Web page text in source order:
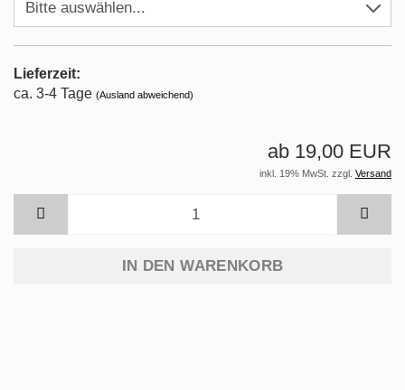
Lieferzeit:
ca. 3-4 Tage (Ausland abweichend)
ab 19,00 EUR
inkl. 19% MwSt. zzgl. Versand
IN DEN WARENKORB